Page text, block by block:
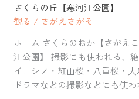
さくらの丘【寒河江公園】
観る / さがえさがそ
ホーム さくらのおか【さがえ
江公園】 撮影にも使われる、
イヨシノ・紅山桜・八重桜・
ドラマなどの撮影などにも使
さ
く
の
丘
【寒
河